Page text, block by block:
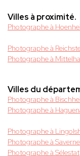
Villes à proximité.
Photographe à
Photographe à
Photographe à
Villes du
Photographe à
Photographe à
Photographe à
Photographe à Saverne
Photographe à Sélestat